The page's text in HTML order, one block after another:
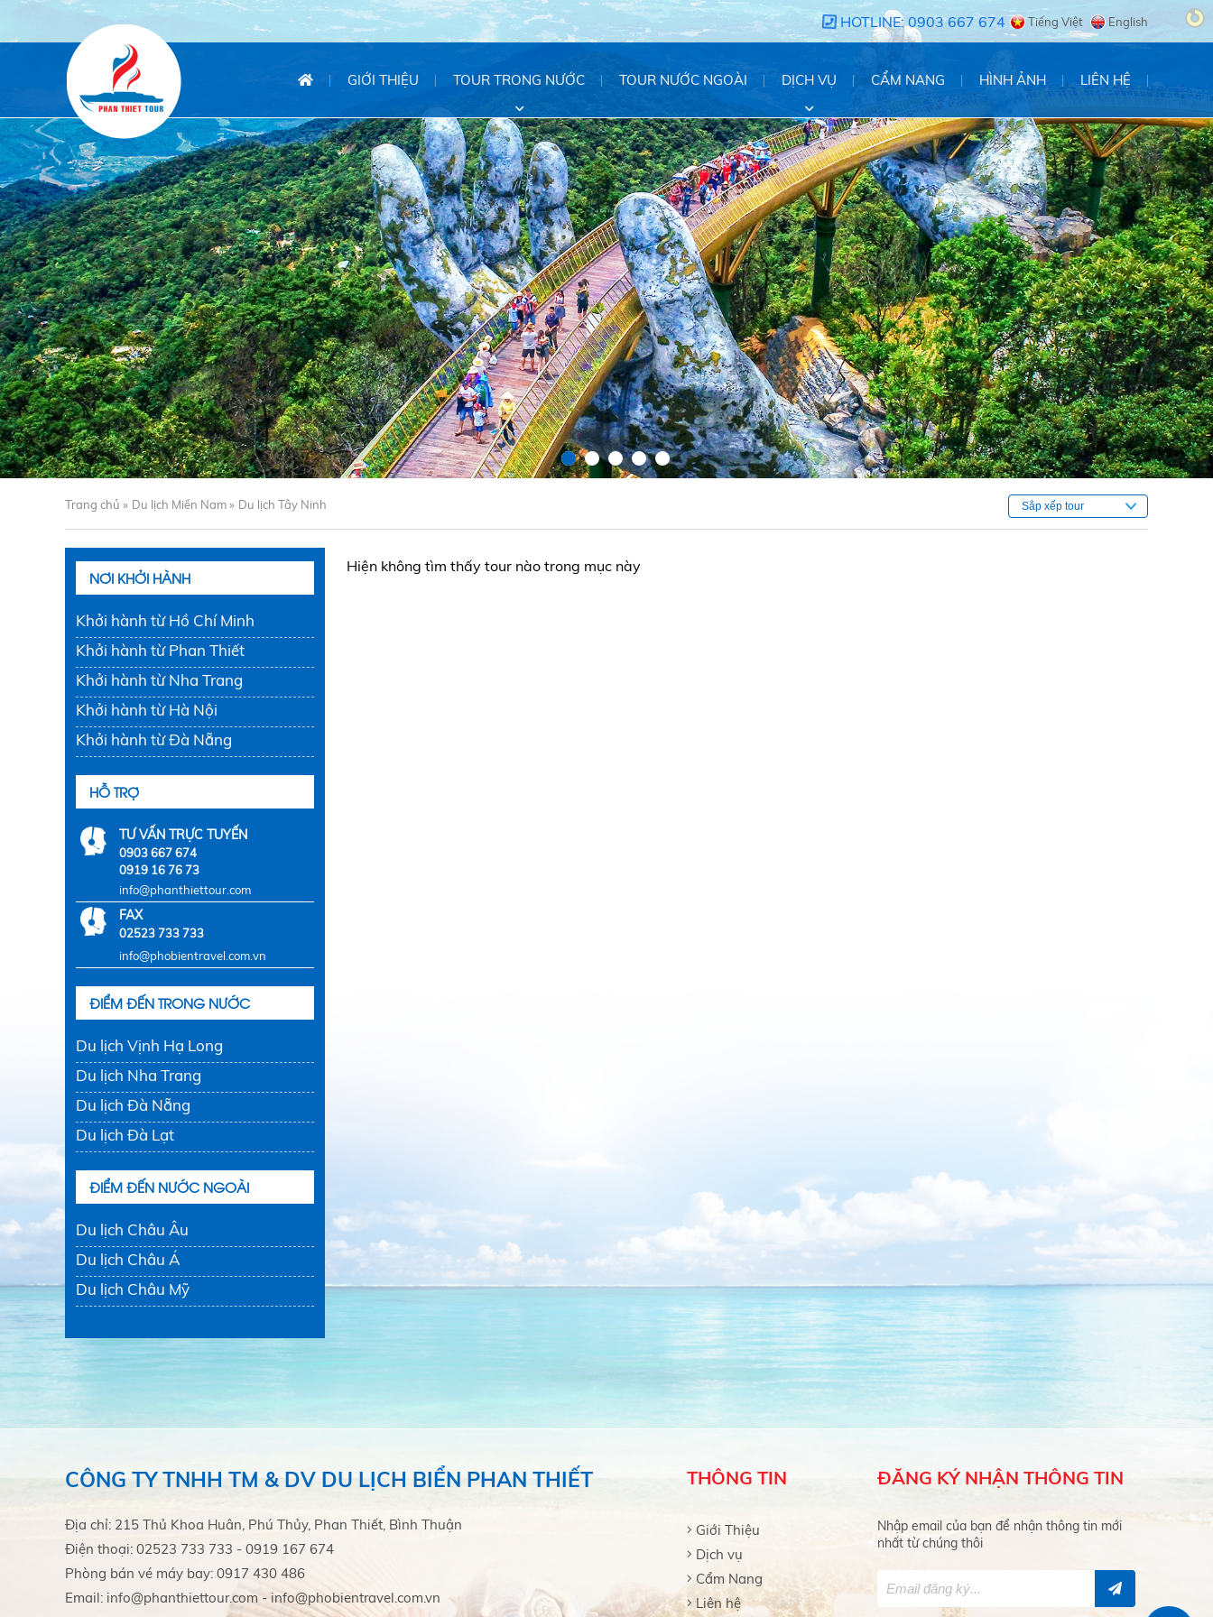
Tiếng Việt English
HOTLINE: 0903 667 674
GIỚI THIỆU TOUR TRONG NƯỚC TOUR NƯỚC NGOÀI DỊCH VỤ CẨM NANG HÌNH ẢNH LIÊN HỆ
Trang chủ » Du lịch Miền Nam » Du lịch Tây Ninh
NƠI KHỞI HÀNH
Khởi hành từ Hồ Chí Minh
Khởi hành từ Phan Thiết
Khởi hành từ Nha Trang
Khởi hành từ Hà Nội
Khởi hành từ Đà Nẵng
HỖ TRỢ
TƯ VẤN TRỰC TUYẾN
0903 667 674
0919 16 76 73
info@phanthiettour.com
FAX
02523 733 733
info@phobientravel.com.vn
ĐIỂM ĐẾN TRONG NƯỚC
Du lịch Vịnh Hạ Long
Du lịch Nha Trang
Du lịch Đà Nẵng
Du lịch Đà Lạt
ĐIỂM ĐẾN NƯỚC NGOÀI
Du lịch Châu Âu
Du lịch Châu Á
Du lịch Châu Mỹ
Hiện không tìm thấy tour nào trong mục này
CÔNG TY TNHH TM & DV DU LỊCH BIỂN PHAN THIẾT
Địa chỉ: 215 Thủ Khoa Huân, Phú Thủy, Phan Thiết, Bình Thuận
Điện thoại: 02523 733 733 - 0919 167 674
Phòng bán vé máy bay: 0917 430 486
Email: info@phanthiettour.com - info@phobientravel.com.vn
THÔNG TIN
Giới Thiệu
Dịch vụ
Cẩm Nang
Liên hệ
ĐĂNG KÝ NHẬN THÔNG TIN
Nhập email của bạn để nhận thông tin mới
nhất từ chúng thôi